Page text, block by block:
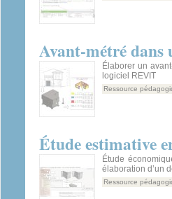
Avant-métré dans
Élaborer un
logiciel REVIT
Ressource
Étude estimative
Étude
élaboration d’un
Ressource